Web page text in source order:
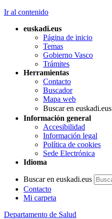
Ir al contenido
euskadi.eus
Página de inicio
Temas
Gobierno Vasco
Trámites
Herramientas
Contacto
Buscador
Mapa web
Buscar en euskadi.eus
Información general
Accesibilidad
Información legal
Política de cookies
Sede Electrónica
Idioma
Buscar en euskadi.eus
Contacto
Mi carpeta
Departamento de Salud